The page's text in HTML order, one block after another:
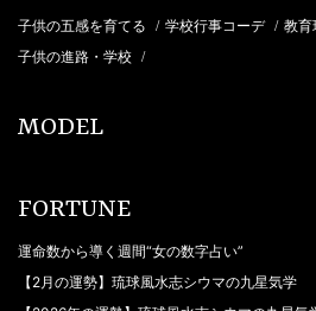
子供の五感を育てる / 学校行事コーデ / 教育
子供の進路・学校 /
MODEL
FORTUNE
運命数から導く週間“女の数字占い”
【2月の運勢】琉球風水志シウマの九星気学